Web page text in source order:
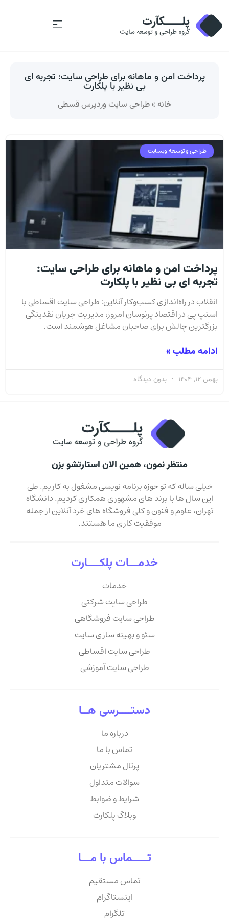
پرداخت امن و ماهانه برای طراحی سایت: تجربه ای
بی نظیر با پلکارت
خانه »طراحی سایت وردپرس قسطی
طراحی و توسعه وبسایت
پرداخت امن و ماهانه برای طراحی سایت:
تجربه ای بی نظیر با پلکارت
انقلاب در راه‌اندازی کسب‌وکار آنلاین: طراحی سایت اقساطی با
اسنپ پی در اقتصاد پرنوسان امروز، مدیریت جریان نقدینگی
بزرگترین چالش برای صاحبان مشاغل هوشمند است.
ادامه مطلب »
بهمن 12, 1404 بدون دیدگاه
منتظر نمون، همین الان استارتشو بزن
خیلی ساله که تو حوزه برنامه نویسی مشغول به کاریم. طی
این سال ها با برند های مشهوری همکاری کردیم. دانشگاه
تهران، علوم و فنون و کلی فروشگاه های خرد آنلاین از جمله
موفقیت کاری ما هستند.
خدمـــات پلکــــارت
خدمات
طراحی سایت شرکتی
طراحی سایت فروشگاهی
سئو و بهینه سازی سایت
طراحی سایت اقساطی
طراحی سایت آموزشی
دستــــرسی هــا
درباره ما
تماس با ما
پرتال مشتریان
سوالات متداول
شرایط و ضوابط
وبلاگ پلکارت
تـــــماس با مـــا
تماس مستقیم
اینستاگرام
تلگرام